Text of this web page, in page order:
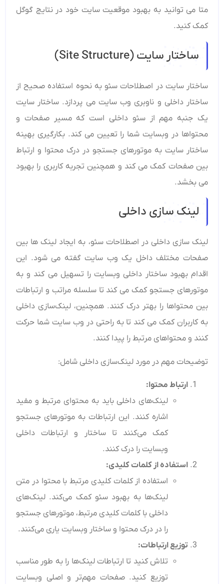
متا می توانید به بهبود موقعیت سایت خود در نتایج گوگل
کمک کنید.
ساختار سایت (Site Structure)
ساختار سایت در اصطلاحات سئو به نحوه استفاده صحیح از
ساختار داخلی و ناوبری وب سایت می ‌پردازد. ساختار سایت
یک جنبه مهم از سئو داخلی است که مسیر صفحات و
محتواها در وبسایت شما را تعیین می‌ کند. بکارگیری بهینه
ساختار سایت به موتورهای جستجو در درک محتوا و ارتباط
بین صفحات کمک می ‌کند و همچنین تجربه کاربری را بهبود
می ‌بخشد.
لینک سازی داخلی
لینک‌ سازی داخلی در اصطلاحات سئو، به ایجاد لینک ‌ها بین
صفحات مختلف داخل یک وب سایت گفته می شود. این
اقدام بهبود ساختار داخلی وبسایت را تسهیل می‌ کند و به
موتورهای جستجو کمک می ‌کند تا سلسله مراتب و ارتباطات
بین محتواها را بهتر درک کنند. همچنین، لینک‌سازی داخلی
به کاربران کمک می‌ کند تا به راحتی در وب سایت شما حرکت
کنند و محتواهای مرتبط را پیدا کنند.
توضیحات مهم در مورد لینک‌سازی داخلی شامل:
ارتباط محتوا:
لینک‌های داخلی باید به محتوای مرتبط و مفید
اشاره کنند. این ارتباطات به موتورهای جستجو
کمک می‌کنند تا ساختار و ارتباطات داخلی
وبسایت را درک کنند.
استفاده از کلمات کلیدی:
استفاده از کلمات کلیدی مرتبط با محتوا در متن
لینک‌ها به بهبود سئو کمک می‌کند. لینک‌های
داخلی با کلمات کلیدی مرتبط، موتورهای جستجو
را در درک محتوا و ساختار وبسایت یاری می‌کنند.
توزیع ارتباطات:
تلاش کنید تا ارتباطات لینک‌ها را به طور مناسب
توزیع کنید. صفحات مهم‌تر و اصلی وبسایت